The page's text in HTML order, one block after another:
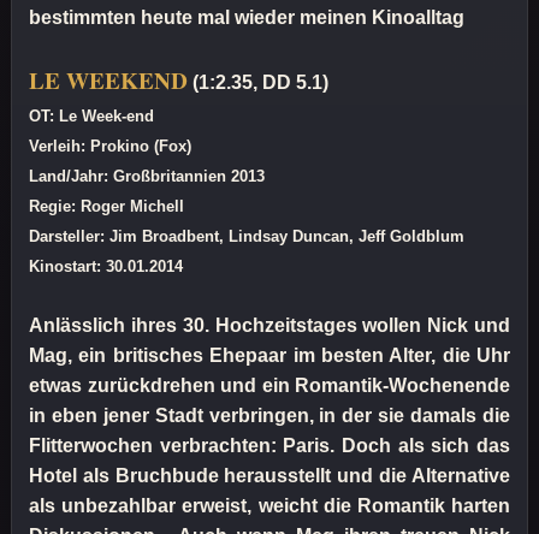
bestimmten heute mal wieder meinen Kinoalltag
LE WEEKEND (1:2.35, DD 5.1)
OT: Le Week-end
Verleih: Prokino (Fox)
Land/Jahr: Großbritannien 2013
Regie: Roger Michell
Darsteller: Jim Broadbent, Lindsay Duncan, Jeff Goldblum
Kinostart: 30.01.2014
Anlässlich ihres 30. Hochzeitstages wollen Nick und
Mag, ein britisches Ehepaar im besten Alter, die Uhr
etwas zurückdrehen und ein Romantik-Wochenende
in eben jener Stadt verbringen, in der sie damals die
Flitterwochen verbrachten: Paris. Doch als sich das
Hotel als Bruchbude herausstellt und die Alternative
als unbezahlbar erweist, weicht die Romantik harten